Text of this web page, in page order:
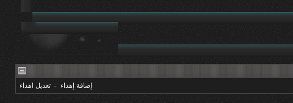
إضافة إهداء - تعديل اهداء